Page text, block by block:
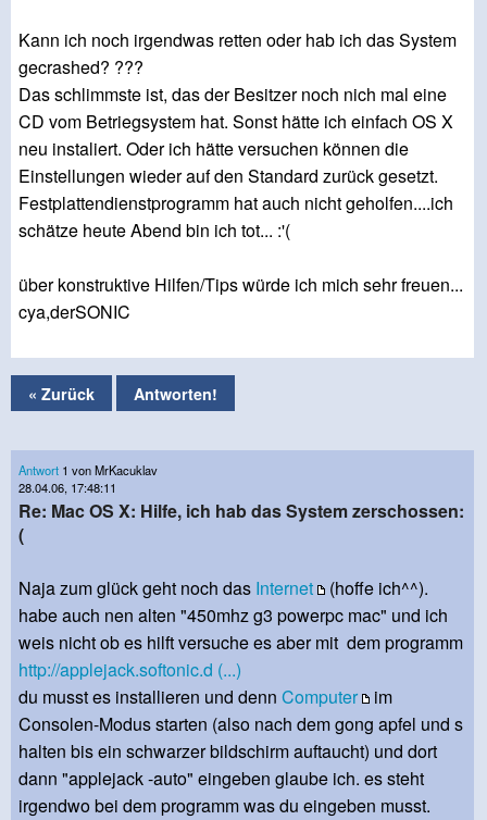
Kann ich noch irgendwas retten oder hab ich das System
gecrashed? ???
Das schlimmste ist, das der Besitzer noch nich mal eine
CD vom Betriegsystem hat. Sonst hätte ich einfach OS X
neu instaliert. Oder ich hätte versuchen können die
Einstellungen wieder auf den Standard zurück gesetzt.
Festplattendienstprogramm hat auch nicht geholfen....ich
schätze heute Abend bin ich tot... :'(
über konstruktive Hilfen/Tips würde ich mich sehr freuen...
cya,derSONIC
« Zurück Antworten!
Antwort 1 von MrKacuklav
28.04.06, 17:48:11
Re: Mac OS X: Hilfe, ich hab das System zerschossen:
(
Naja zum glück geht noch das Internet
(hoffe ich^^).
habe auch nen alten "450mhz g3 powerpc mac" und ich
weis nicht ob es hilft versuche es aber mit dem programm
http://applejack.softonic.d (...)
du musst es installieren und denn Computer
im
Consolen-Modus starten (also nach dem gong apfel und s
halten bis ein schwarzer bildschirm auftaucht) und dort
dann "applejack -auto" eingeben glaube ich. es steht
irgendwo bei dem programm was du eingeben musst.